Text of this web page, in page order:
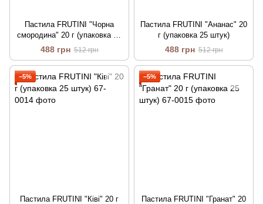
Пастила FRUTINI "Чорна
смородина" 20 г (упаковка 25
штук)
488 грн 512 грн
Пастила FRUTINI "Ананас" 20
г (упаковка 25 штук)
488 грн 512 грн
−5%
Пастила FRUTINI "Ківі" 20 г
−5%
Пастила FRUTINI "Гранат" 20